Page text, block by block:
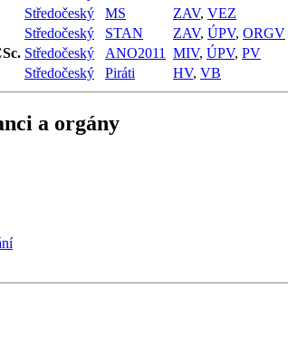
Středočeský MS ZAV, VEZ
Středočeský STAN ZAV, ÚPV, ORGV
Středočeský ANO2011 MIV, ÚPV, PV
Středočeský Piráti HV, VB
a orgány